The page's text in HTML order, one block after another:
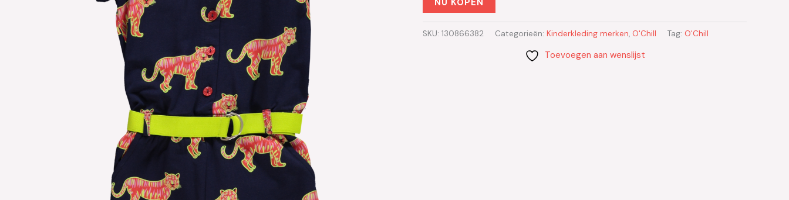
NU KOPEN
SKU: 130866382 Categorieën: Kinderkleding merken, O'Chill Tag: O'Chill
Toevoegen aan wenslijst